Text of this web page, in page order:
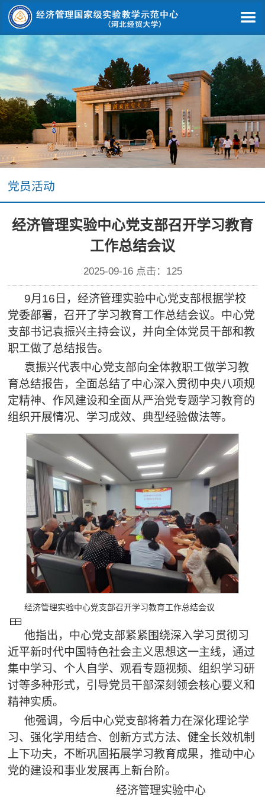
党员活动
经济管理实验中心党支部召开学习教育
工作总结会议
2025-09-16 点击： 125
9月16日，经济管理实验中心党支部根据学校
党委部署，召开了学习教育工作总结会议。中心党
支部书记袁振兴主持会议，并向全体党员干部和教
职工做了总结报告。
袁振兴代表中心党支部向全体教职工做学习教
育总结报告，全面总结了中心深入贯彻中央八项规
定精神、作风建设和全面从严治党专题学习教育的
组织开展情况、学习成效、典型经验做法等。
经济管理实验中心党支部召开学习教育工作总结会议
他指出，中心党支部紧紧围绕深入学习贯彻习
近平新时代中国特色社会主义思想这一主线，通过
集中学习、个人自学、观看专题视频、组织学习研
讨等多种形式，引导党员干部深刻领会核心要义和
精神实质。
他强调，今后中心党支部将着力在深化理论学
习、强化学用结合、创新方式方法、健全长效机制
上下功夫，不断巩固拓展学习教育成果，推动中心
党的建设和事业发展再上新台阶。
经济管理实验中心